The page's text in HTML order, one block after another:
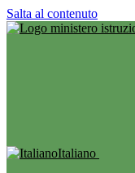
Salta al contenuto
Italiano